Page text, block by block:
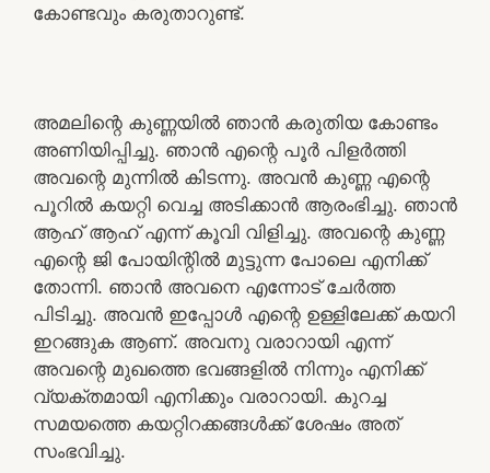
കോണ്ടവും കരുതാറുണ്ട്.
അമലിന്റെ കുണ്ണയിൽ ഞാൻ കരുതിയ കോണ്ടം
അണിയിപ്പിച്ചു. ഞാൻ എന്റെ പൂർ പിളർത്തി
അവന്റെ മുന്നിൽ കിടന്നു. അവൻ കുണ്ണ എന്റെ
പൂറിൽ കയറ്റി വെച്ച അടിക്കാൻ ആരംഭിച്ചു. ഞാൻ
ആഹ് ആഹ് എന്ന് കൂവി വിളിച്ചു. അവന്റെ കുണ്ണ
എന്റെ ജി പോയിന്റിൽ മുട്ടുന്ന പോലെ എനിക്ക്
തോന്നി. ഞാൻ അവനെ എന്നോട് ചേർത്ത
പിടിച്ചു. അവൻ ഇപ്പോൾ എന്റെ ഉള്ളിലേക്ക് കയറി
ഇറങ്ങുക ആണ്. അവനു വരാറായി എന്ന്
അവന്റെ മുഖത്തെ ഭവങ്ങളിൽ നിന്നും എനിക്ക്
വ്യക്തമായി എനിക്കും വരാറായി. കുറച്ച
സമയത്തെ കയറ്റിറക്കങ്ങൾക്ക് ശേഷം അത്
സംഭവിച്ചു.